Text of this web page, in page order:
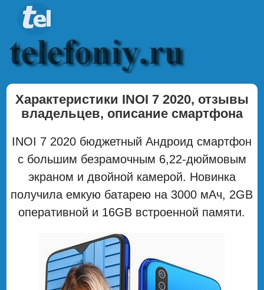
Характеристики INOI 7 2020, отзывы
владельцев, описание смартфона
INOI 7 2020 бюджетный Андроид смартфон
с большим безрамочным 6,22-дюймовым
экраном и двойной камерой. Новинка
получила емкую батарею на 3000 мАч, 2GB
оперативной и 16GB встроенной памяти.